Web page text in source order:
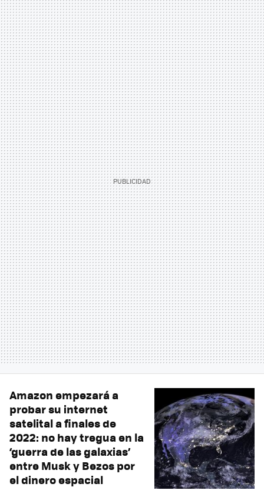
Amazon empezará a
probar su internet
satelital a finales de
2022: no hay tregua en la
‘guerra de las galaxias’
entre Musk y Bezos por
el dinero espacial